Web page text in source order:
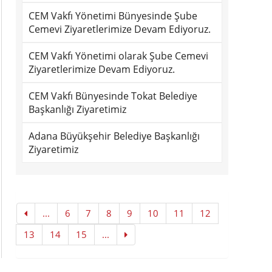
CEM Vakfı Yönetimi Bünyesinde Şube
Cemevi Ziyaretlerimize Devam Ediyoruz.
CEM Vakfı Yönetimi olarak Şube Cemevi
Ziyaretlerimize Devam Ediyoruz.
CEM Vakfı Bünyesinde Tokat Belediye
Başkanlığı Ziyaretimiz
Adana Büyükşehir Belediye Başkanlığı
Ziyaretimiz
... 6 7 8 9 10 11
12
13
14 15 ...